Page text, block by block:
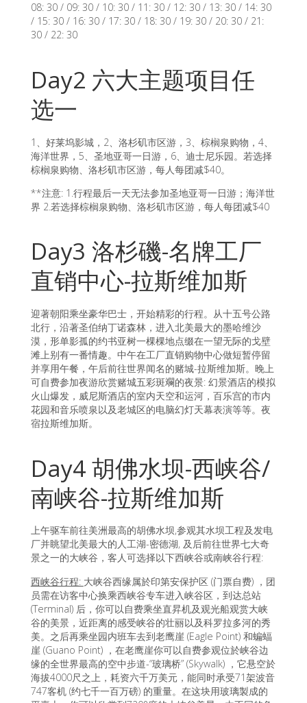
08: 30 / 09: 30 / 10: 30 / 11: 30 / 12: 30 / 13: 30 / 14: 30
/ 15: 30 / 16: 30 / 17: 30 / 18: 30 / 19: 30 / 20: 30 / 21:
30 / 22: 30
Day2 六大主题项目任
选一
1、好莱坞影城，2、洛杉矶市区游，3、棕榈泉购物，4、
海洋世界，5、圣地亚哥一日游，6、迪士尼乐园。若选择
棕榈泉购物、洛杉矶市区游，每人每团减$40。
**注意: 1.行程最后一天无法参加圣地亚哥一日游；海洋世
界 2.若选择棕榈泉购物、洛杉矶市区游，每人每团减$40
Day3 洛杉磯-名牌工厂
直销中心-拉斯维加斯
迎著朝阳乘坐豪华巴士，开始精彩的行程。从十五号公路
北行，沿著圣伯纳丁诺森林，进入北美最大的墨哈维沙
漠，形单影孤的约书亚树一棵棵地点缀在一望无际的戈壁
滩上别有一番情趣。中午在工厂直销购物中心做短暂停留
并享用午餐，午后前往世界闻名的赌城-拉斯维加斯。晚上
可自费参加夜游欣赏赌城五彩斑斕的夜景: 幻景酒店的模拟
火山爆发，威尼斯酒店的室内天空和运河，百乐宫的市内
花园和音乐喷泉以及老城区的电脑幻灯天幕表演等等。夜
宿拉斯维加斯。
Day4 胡佛水坝-西峡谷/
南峡谷-拉斯维加斯
上午驱车前往美洲最高的胡佛水坝,参观其水坝工程及发电
厂并眺望北美最大的人工湖-密德湖, 及后前往世界七大奇
景之一的大峡谷，客人可选择以下西峡谷或南峡谷行程:
西峡谷行程: 大峡谷西缘属於印第安保护区 (门票自费) ，团
员需在访客中心换乘西峡谷专车进入峡谷区，到达总站
(Terminal) 后，你可以自费乘坐直昇机及观光船观赏大峡
谷的美景，近距离的感受峡谷的壮丽以及科罗拉多河的秀
美。之后再乘坐园内班车去到老鹰崖 (Eagle Point) 和蝙蝠
崖 (Guano Point) ，在老鹰崖你可以自费参观位於峡谷边
缘的全世界最高的空中步道-“玻璃桥” (Skywalk) ，它悬空於
海拔4000尺之上，耗资六千万美元，能同时承受71架波音
747客机 (约七千一百万磅) 的重量。在这块用玻璃製成的